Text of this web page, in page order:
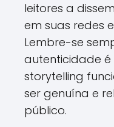
leitores a
em suas redes
Lembre-se
autenticidade é
storytelling
ser genuína e
público.